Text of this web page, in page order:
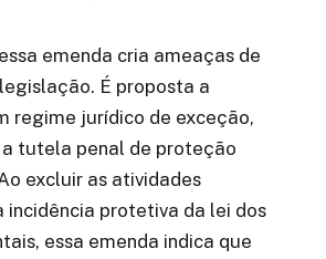
emenda cria ameaças de
É proposta a
regime jurídico de exceção,
tutela penal de proteção
excluir as atividades
incidência protetiva da lei dos
essa emenda indica que